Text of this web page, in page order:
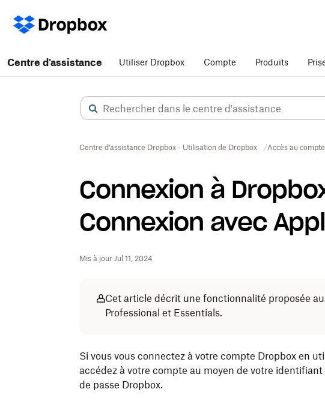
Centre d'assistance Utiliser Dropbox Compte Produits
Centre d’assistance Dropbox - Utilisation de Dropbox Accès au compte
Connexion à
Connexion avec
Mis à jour Jul 11, 2024
Cet article décrit une fonctionnalité proposée
Professional et Essentials.
Si vous vous connectez à votre compte Dropbox en
accédez à votre compte au moyen de votre
de passe Dropbox.